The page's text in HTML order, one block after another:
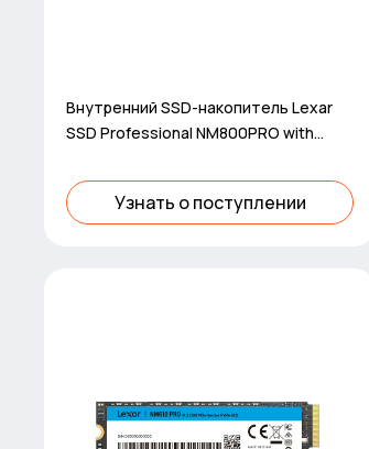
Внутренний SSD-накопитель Lexar
SSD Professional NM800PRO with
Узнать о поступлении